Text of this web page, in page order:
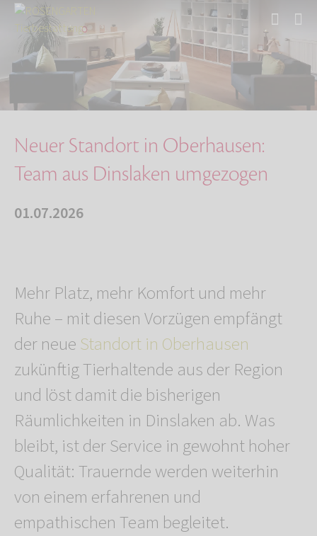
Start Über uns
Aktuelles
Neuer Standort in Oberhausen: Team aus Dinsla…
Neuer Standort in Oberhausen:
Team aus Dinslaken umgezogen
01.07.2026
Mehr Platz, mehr Komfort und mehr
Ruhe – mit diesen Vorzügen empfängt
der neueStandort in Oberhausen
zukünftig Tierhaltende aus der Region
und löst damit die bisherigen
Räumlichkeiten in Dinslaken ab. Was
bleibt, ist der Service in gewohnt hoher
Qualität: Trauernde werden weiterhin
von einem erfahrenen und
empathischen Team begleitet.